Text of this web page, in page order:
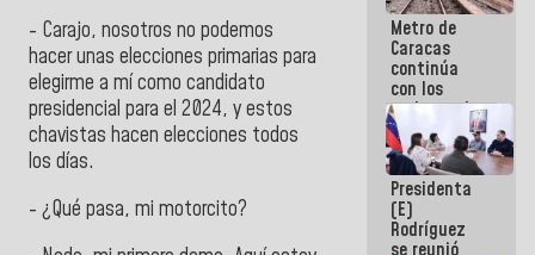
- Carajo, nosotros no podemos
hacer unas elecciones primarias para
elegirme a mí como candidato
presidencial para el 2024, y estos
chavistas hacen elecciones todos
los días.
- ¿Qué pasa, mi motorcito?
Metro de
Caracas
continúa
con los
trabajos de
mantenimiento
e inspección
en la Línea 2
Presidenta
(E)
Rodríguez